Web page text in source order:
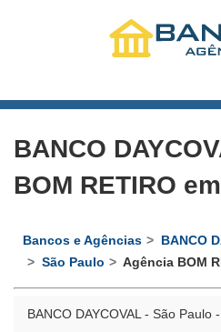
BANCO
BOM RETIRO
Bancos e Agências BANCO
São Paulo
Agência BOM
BANCO DAYCOVAL - São Paulo